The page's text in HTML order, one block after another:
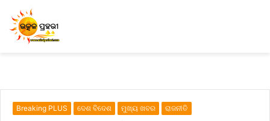
Breaking PLUS ଦେଶ ବିଦେଶ ମୁଖ୍ୟ ଖବର ରାଜନୀତି